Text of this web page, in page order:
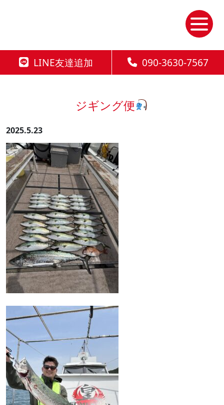
LINE友達追加 090-3630-7567
ジギング便
2025.5.23